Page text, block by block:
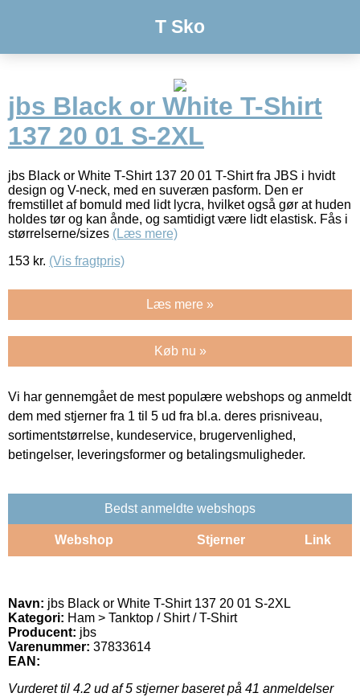
T Sko
jbs Black or White T-Shirt
137 20 01 S-2XL
jbs Black or White T-Shirt 137 20 01 T-Shirt fra JBS i hvidt
design og V-neck, med en suveræn pasform. Den er
fremstillet af bomuld med lidt lycra, hvilket også gør at huden
holdes tør og kan ånde, og samtidigt være lidt elastisk. Fås i
størrelserne/sizes (Læs mere)
153 kr. (Vis fragtpris)
Læs mere »
Køb nu »
Vi har gennemgået de mest populære webshops og anmeldt
dem med stjerner fra 1 til 5 ud fra bl.a. deres prisniveau,
sortimentstørrelse, kundeservice, brugervenlighed,
betingelser, leveringsformer og betalingsmuligheder.
Bedst anmeldte webshops
Webshop Stjerner Link
Navn: jbs Black or White T-Shirt 137 20 01 S-2XL
Kategori: Ham > Tanktop / Shirt / T-Shirt
Producent: jbs
Varenummer: 37833614
EAN:
Vurderet til 4.2 ud af 5 stjerner baseret på 41 anmeldelser